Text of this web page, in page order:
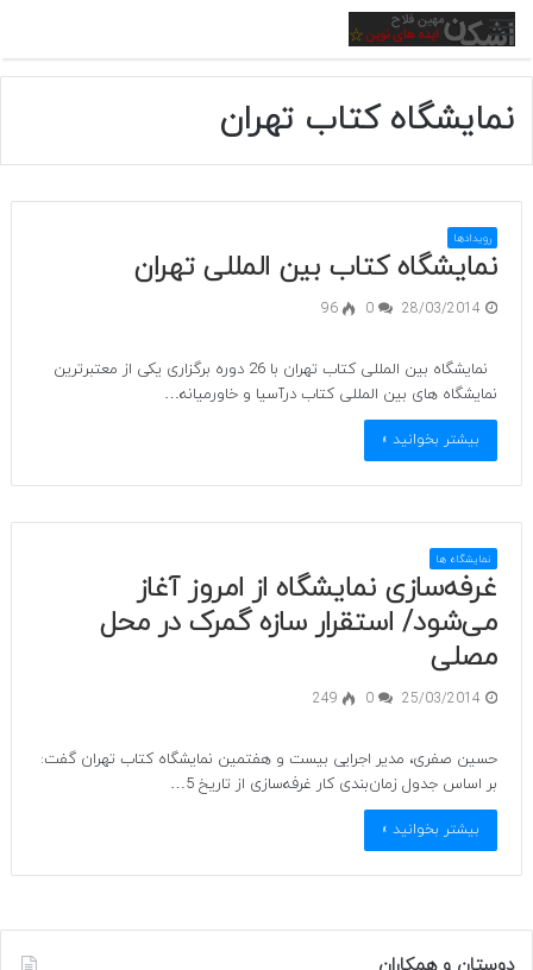
منو
نمایشگاه کتاب تهران
رویدادها
نمایشگاه کتاب بین المللی تهران
28/03/2014
0
96
نمایشگاه بین المللی کتاب تهران با 26 دوره برگزاری یکی از معتبرترین
نمایشگاه های بین المللی کتاب درآسیا و خاورمیانه…
بیشتر بخوانید »
نمایشگاه ها
غرفه‌سازی نمایشگاه از امروز آغاز
می‌شود/ استقرار سازه گمرک در محل
مصلی
25/03/2014
0
249
حسین صفری، مدیر اجرایی بیست و هفتمین نمایشگاه کتاب تهران گفت:
بر اساس جدول زمان‌بندی کار غرفه‌سازی از تاریخ 5…
بیشتر بخوانید »